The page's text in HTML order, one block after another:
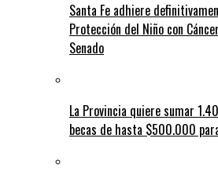
Santa Fe adhiere
Protección del Niño con
Senado
La Provincia quiere sumar
becas de hasta $500.000